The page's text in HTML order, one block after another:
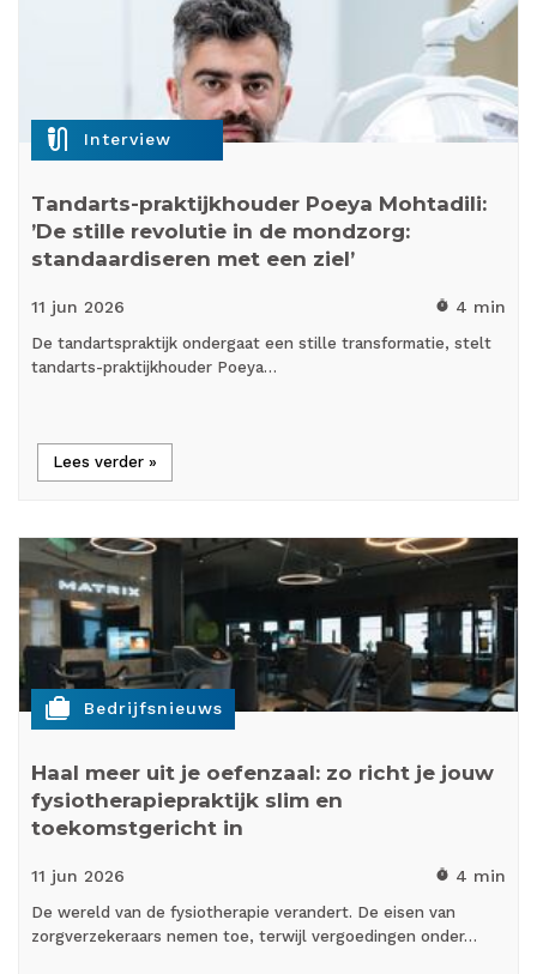
mic_external_on Interview
Tandarts-praktijkhouder Poeya Mohtadili:
’De stille revolutie in de mondzorg:
standaardiseren met een ziel’
11 jun 2026 timer 4 min
De tandartspraktijk ondergaat een stille transformatie, stelt
tandarts-praktijkhouder Poeya…
Lees verder »
cases Bedrijfsnieuws
Haal meer uit je oefenzaal: zo richt je jouw
fysiotherapiepraktijk slim en
toekomstgericht in
11 jun 2026 timer 4 min
De wereld van de fysiotherapie verandert. De eisen van
zorgverzekeraars nemen toe, terwijl vergoedingen onder…